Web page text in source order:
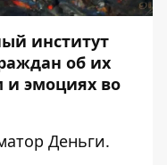
ый институт
об их
и эмоциях во
Деньги.